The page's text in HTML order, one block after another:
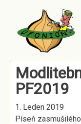
Skip
PF2019
1. Leden 2019
Píseň